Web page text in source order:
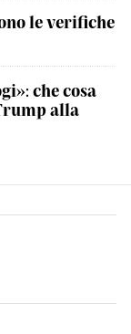
le verifiche
che cosa
alla